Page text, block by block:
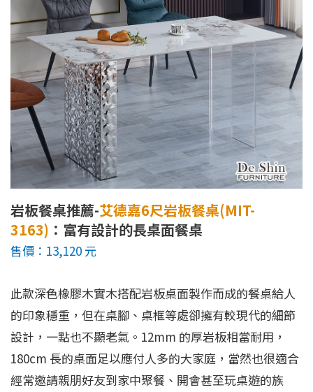
岩板餐桌推薦-艾德嘉6尺岩板餐桌(MIT-
3163) ：富有設計的長桌面餐桌
售價：13,120 元
此款深色橡膠木實木搭配岩板桌面製作而成的餐桌給人
的印象穩重，但在桌腳、桌框等處卻擁有較現代的細節
設計，一點也不顯老氣。12mm 的厚岩板相當耐用，
180cm 長的桌面足以應付人多的大家庭，當然也很適合
經常邀請親朋好友到家中聚餐、開會甚至玩桌遊的族